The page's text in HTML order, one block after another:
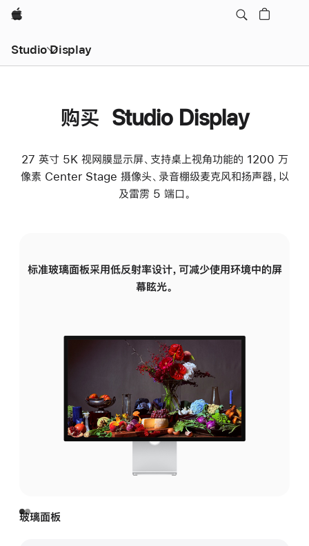
Apple
Studio Display
购买 Studio Display
27 英寸 5K 视网膜显示屏、支持桌上视角功能的 1200 万
像素 Center Stage 摄像头、录音棚级麦克风和扬声器，以
及雷雳 5 端口。
标准玻璃面板采用低反射率设计，可减少使用环境中的屏
幕眩光。
玻璃面板